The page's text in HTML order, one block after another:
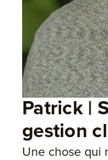
Patrick |
gestion
Une chose qui